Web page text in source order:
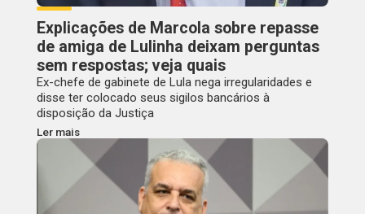
Explicações de Marcola sobre repasse
de amiga de Lulinha deixam perguntas
sem respostas; veja quais
Ex-chefe de gabinete de Lula nega irregularidades e
disse ter colocado seus sigilos bancários à
disposição da Justiça
Ler mais